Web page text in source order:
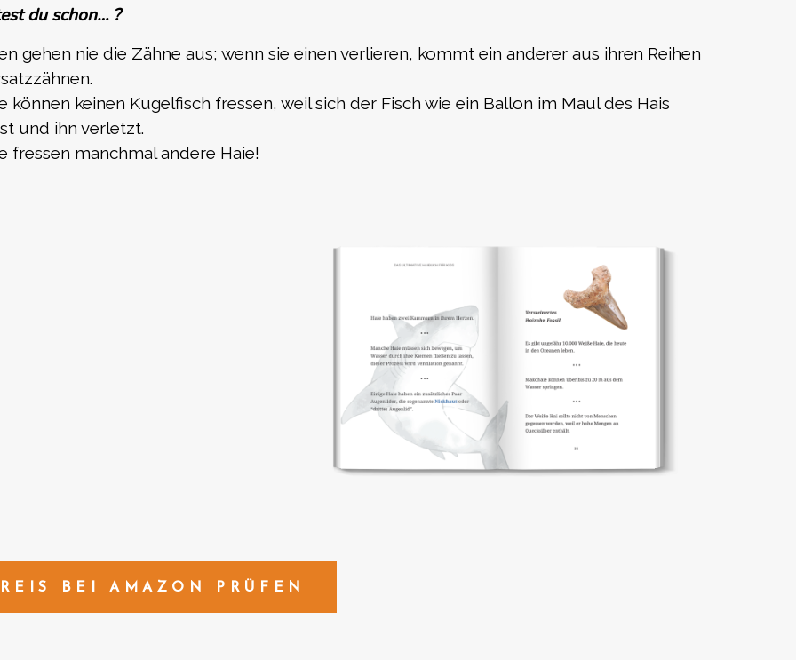
du schon… ?
gehen nie die Zähne aus; wenn sie einen verlieren, kommt ein anderer aus ihren Reihen
können keinen Kugelfisch fressen, weil sich der Fisch wie ein Ballon im Maul des Hais
und ihn verletzt.
fressen manchmal andere Haie!
BEI AMAZON PRÜFEN